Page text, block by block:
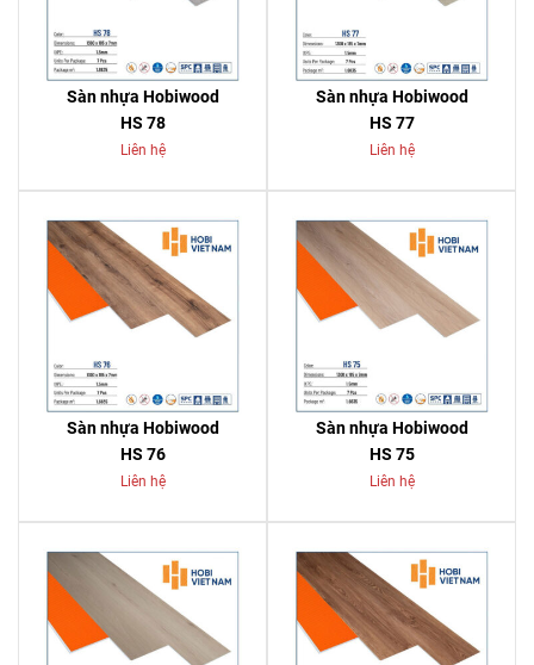
Sàn nhựa Hobiwood
HS 78
Liên hệ
Sàn nhựa Hobiwood
HS 77
Liên hệ
Sàn nhựa Hobiwood
HS 76
Liên hệ
Sàn nhựa Hobiwood
HS 75
Liên hệ